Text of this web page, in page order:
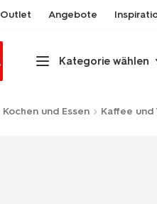
Outlet Angebote
Kategorie wählen
Kochen und Essen Kaffee und